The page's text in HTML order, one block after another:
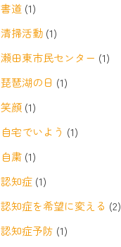
書道 (1)
清掃活動 (1)
瀬田東市民センター (1)
琵琶湖の日 (1)
笑顔 (1)
自宅でいよう (1)
自粛 (1)
認知症 (1)
認知症を希望に変える (2)
認知症予防 (1)